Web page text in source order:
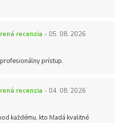
recenzia - 05. 08. 2026
prístup.
recenzia - 04. 08. 2026
každému, kto hľadá kvalitné